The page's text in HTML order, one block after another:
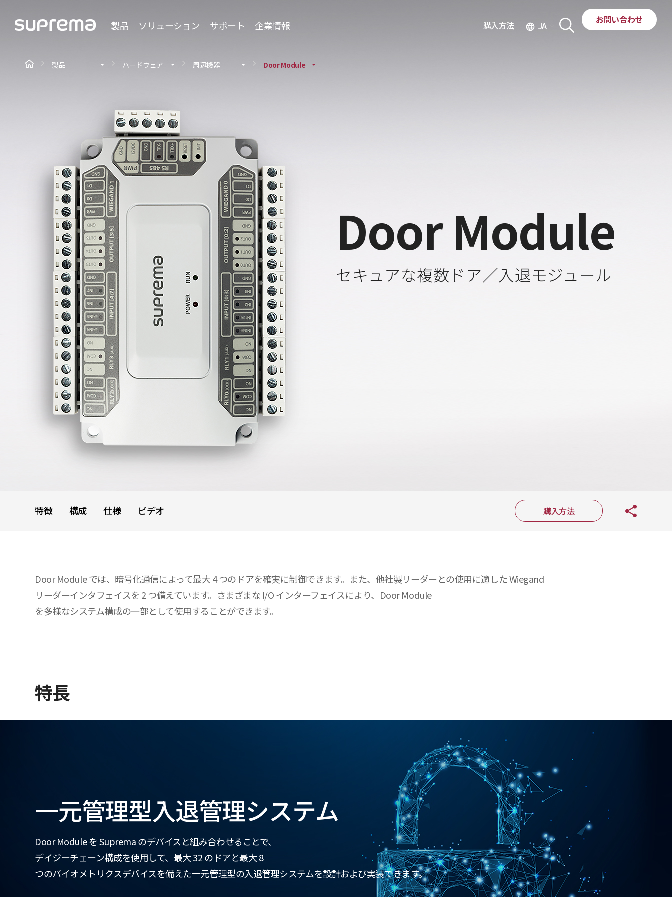
製品 ソリューション サポート 企業情報 購入方法 language JA
お問い合わせ
Door Module
セキュアな複数ドア／入退モジュール
製品 ハードウェア 周辺機器 Door Module
特徴 構成 仕様 ビデオ 購入方法
Door Module では、暗号化通信によって最大 4 つのドアを確実に制御できます。また、他社製リーダーとの使用に適した Wiegand
リーダーインタフェイスを 2 つ備えています。さまざまな I/O インターフェイスにより、Door Module
を多様なシステム構成の一部として使用することができます。
特長
一元管理型入退管理システム
Door Module を Suprema のデバイスと組み合わせることで、
デイジーチェーン構成を使用して、最大 32 のドアと最大 8
つのバイオメトリクスデバイスを備えた一元管理型の入退管理システムを設計および実装できます。